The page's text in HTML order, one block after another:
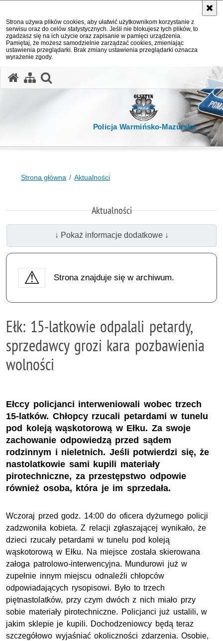
Strona używa plików cookies, aby ułatwić użytkownikom korzystanie z
serwisu oraz do celów statystycznych. Jeśli nie blokujesz tych plików, to
zgadzasz się na ich użycie oraz zapisanie w pamięci urządzenia.
Pamiętaj, że możesz samodzielnie zarządzać cookies, zmieniając
ustawienia przeglądarki. Brak zmiany ustawienia przeglądarki oznacza
wyrażenie zgody.
Policja Warmińsko-Mazurska
Strona główna Aktualności
Aktualności
↓ Pokaż informacje dodatkowe ↓
Strona znajduje się w archiwum.
Ełk: 15-latkowie odpalali petardy,
sprzedawcy grozi kara pozbawienia
wolności
Ełccy policjanci interweniowali wobec trzech
15-latków. Chłopcy rzucali petardami w tunelu
pod koleją wąskotorową w Ełku. Za swoje
zachowanie odpowiedzą przed sądem
rodzinnym i nieletnich. Jeśli potwierdzi się, że
nastolatkowie sami kupili materiały
pirotechniczne, za przestępstwo odpowie
również osoba, która je im sprzedała.
Wczoraj przed godz. 14:00 do oficera dyżurnego policji
zadzwoniła kobieta. Z relacji zgłaszającej wynikało, że
dzieci rzucały petardami w tunelu pod koleją
wąskotorową w Ełku. Na miejsce została skierowana
załoga patrolowo-interwencyjna. Mundurowi już w
zupełnie innym miejscu odnaleźli chłopców
odpowiadających rysopisowi. Było to trzech
piętnastolatków, przy czym dwóch z nich miało przy
sobie materiały pirotechniczne. Policjanci już ustalili, w
jakim sklepie je kupili. Dochodzeniowcy będą teraz
szczegółowo wyjaśniać okoliczności zdarzenia. Osobie,